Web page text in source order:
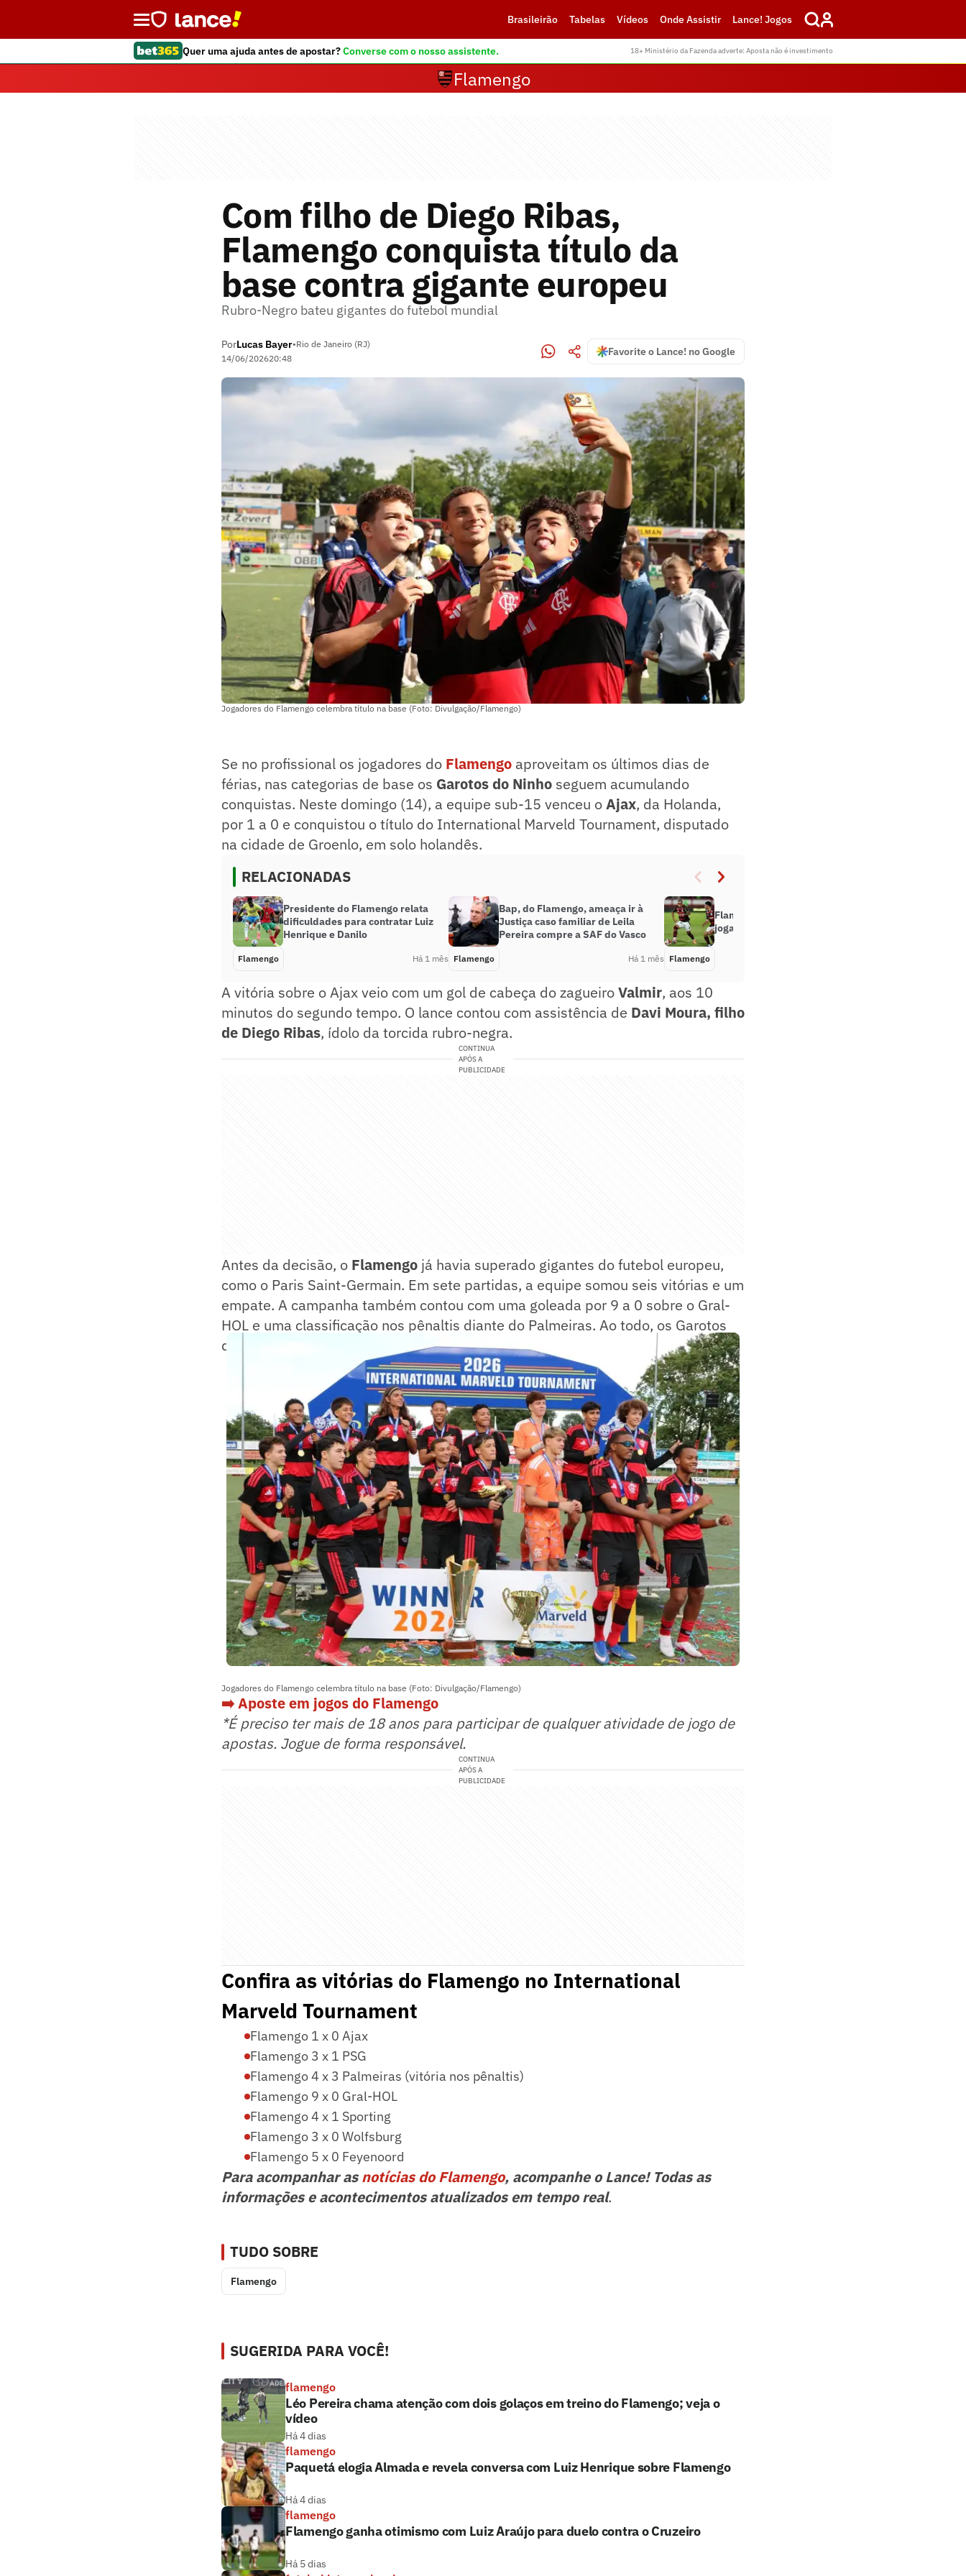
Brasileirão Tabelas Vídeos Onde Assistir Lance! Jogos
Quer uma ajuda antes de apostar?Converse com o nosso assistente. 18+ Ministério da Fazenda adverte: Aposta não é investimento
Flamengo
Com filho de Diego Ribas,
Flamengo conquista título da
base contra gigante europeu
Rubro-Negro bateu gigantes do futebol mundial
PorLucas Bayer•Rio de Janeiro (RJ)
14/06/202620:48
Favorite o Lance! no Google
Jogadores do Flamengo celembra título na base (Foto: Divulgação/Flamengo)
Se no profissional os jogadores do Flamengo aproveitam os últimos dias de
férias, nas categorias de base os Garotos do Ninho seguem acumulando
conquistas. Neste domingo (14), a equipe sub-15 venceu oAjax, da Holanda,
por 1 a 0 e conquistou o título do International Marveld Tournament, disputado
na cidade de Groenlo, em solo holandês.
RELACIONADAS
Presidente do Flamengo relata
dificuldades para contratar Luiz
Henrique e Danilo
Flamengo Há 1 mês
Bap, do Flamengo, ameaça ir à
Justiça caso familiar de Leila
Pereira compre a SAF do Vasco
Flamengo Há 1 mês
Flamengo encaminha venda de
jogador para o futebol europeu
Flamengo
A vitória sobre o Ajax veio com um gol de cabeça do zagueiroValmir, aos 10
minutos do segundo tempo. O lance contou com assistência de Davi Moura, filho
de Diego Ribas, ídolo da torcida rubro-negra.
CONTINUA
APÓS A
PUBLICIDADE
Antes da decisão, o Flamengo já havia superado gigantes do futebol europeu,
como o Paris Saint-Germain. Em sete partidas, a equipe somou seis vitórias e um
empate. A campanha também contou com uma goleada por 9 a 0 sobre o Gral-
HOL e uma classificação nos pênaltis diante do Palmeiras. Ao todo, os Garotos
do Ninho marcaram 25 gols e sofreram apenas três durante toda a competição.
Jogadores do Flamengo celembra título na base (Foto: Divulgação/Flamengo)
➡️ Aposte em jogos do Flamengo
*É preciso ter mais de 18 anos para participar de qualquer atividade de jogo de
apostas. Jogue de forma responsável.
CONTINUA
APÓS A
PUBLICIDADE
Confira as vitórias do Flamengo no International
Marveld Tournament
Flamengo 1 x 0 Ajax
Flamengo 3 x 1 PSG
Flamengo 4 x 3 Palmeiras (vitória nos pênaltis)
Flamengo 9 x 0 Gral-HOL
Flamengo 4 x 1 Sporting
Flamengo 3 x 0 Wolfsburg
Flamengo 5 x 0 Feyenoord
Para acompanhar asnotícias do Flamengo, acompanhe o Lance! Todas as
informações e acontecimentos atualizados em tempo real.
TUDO SOBRE
Flamengo
SUGERIDA PARA VOCÊ!
flamengo
Léo Pereira chama atenção com dois golaços em treino do Flamengo; veja o
vídeo
Há 4 dias
flamengo
Paquetá elogia Almada e revela conversa com Luiz Henrique sobre Flamengo
Há 4 dias
flamengo
Flamengo ganha otimismo com Luiz Araújo para duelo contra o Cruzeiro
Há 5 dias